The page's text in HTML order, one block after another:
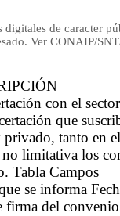
digitales de caracter
Ver CONAIP/
con el
que
privado, tanto en
limitativa los
Tabla Campos
se informa
del